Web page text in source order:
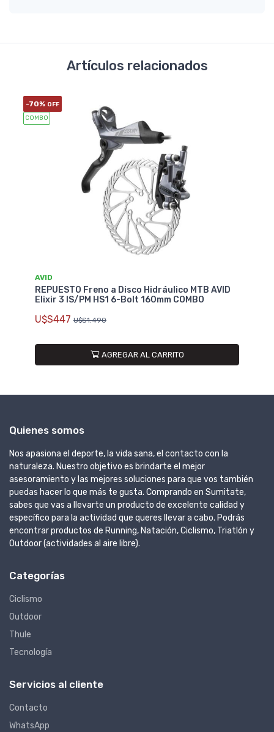
Artículos relacionados
-70% OFF
COMBO
AVID
REPUESTO Freno a Disco Hidráulico MTB AVID
Elixir 3 IS/PM HS1 6-Bolt 160mm COMBO
U$S447 U$S1.490
AGREGAR AL CARRITO
Quienes somos
Nos apasiona el deporte, la vida sana, el contacto con la
naturaleza. Nuestro objetivo es brindarte el mejor
asesoramiento y las mejores soluciones para que vos también
puedas hacer lo que más te gusta. Comprando en Sumitate,
sabes que vas a llevarte un producto de excelente calidad y
específico para la actividad que queres llevar a cabo. Podrás
encontrar productos de Running, Natación, Ciclismo, Triatlón y
Outdoor (actividades al aire libre).
Categorías
Ciclismo
Outdoor
Thule
Tecnología
Servicios al cliente
Contacto
WhatsApp